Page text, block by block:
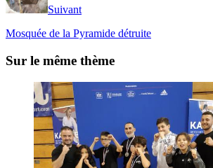
Suivant
Mosquée de la Pyramide détruite
Sur le même thème